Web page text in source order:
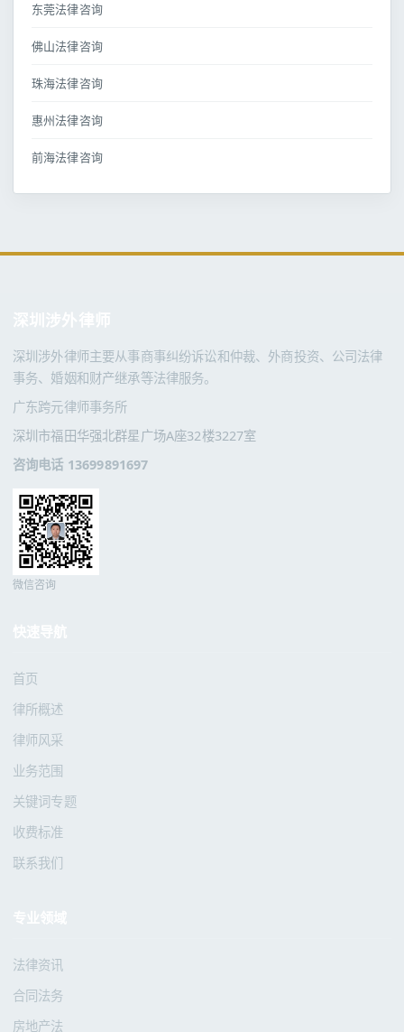
东莞法律咨询
佛山法律咨询
珠海法律咨询
惠州法律咨询
前海法律咨询
深圳涉外律师主要从事商事纠纷诉讼和仲裁、外商投资、公司法律
事务、婚姻和财产继承等法律服务。
广东跨元律师事务所
深圳市福田华强北群星广场A座32楼3227室
咨询电话 13699891697
微信咨询
首页
律所概述
律师风采
业务范围
关键词专题
收费标准
联系我们
法律资讯
合同法务
房地产法